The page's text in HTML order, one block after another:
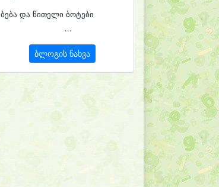
ბება და წითელი ბოტები
...
ბლოგის ნახვა